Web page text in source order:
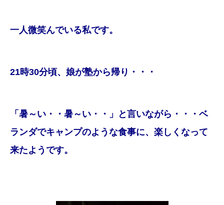
一人微笑んでいる私です。
21時30分頃、娘が塾から帰り・・・
「暑～い・・暑～い・・」と言いながら・・・ベ
ランダでキャンプのような食事に、楽しくなって
来たようです。